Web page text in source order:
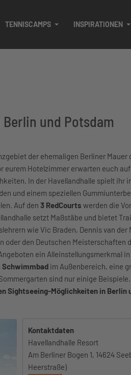
TENNISCAMPS INSPIRATIONEN
und Potsdam
der ehemaligen Berliner Mauer
eurem Hotelzimmer erwarten euch auf
In der Havellandhalle spielt ihr
und einem speziellen
Auf den 3 RedCourts werden die
setzt Maßstäbe und bietet
wie Vic Braden, Dennis van der
den Deutschen Meisterschaften
ein Alleinstellungsmerkmal
Schwimmbad im Außenbereich, eine
sind nur einige Beispiele.
Sightseeing-Möglichkeiten in Berlin
Kontaktdaten
Havellandhalle Resort
Am Berliner Bogen 1, 14624
Heerstraße)